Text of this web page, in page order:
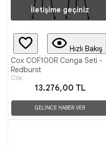
İletişime geçiniz
Hızlı Bakış
Cox COF100R Conga Seti -
Redburst
Cox
13.276,00 TL
GELİNCE HABER VER